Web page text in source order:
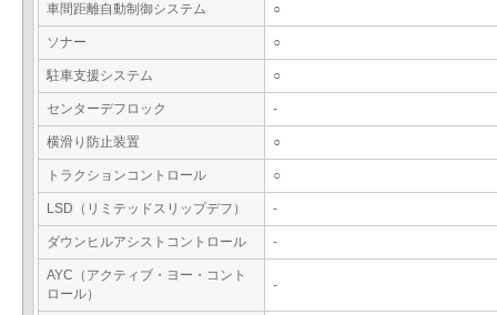
車間距離自動制御システム ○
ソナー ○
駐車支援システム ○
センターデフロック -
横滑り防止装置 ○
トラクションコントロール ○
LSD（リミテッドスリップデフ） -
ダウンヒルアシストコントロール -
AYC（アクティブ・ヨー・コント
ロール）
-